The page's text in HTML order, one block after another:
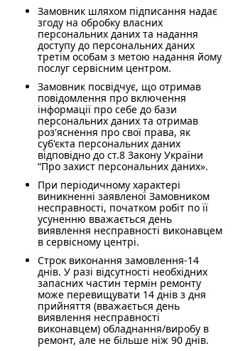
Замовник шляхом підписання надає
згоду на обробку власних
персональних даних та надання
доступу до персональних даних
третім особам з метою надання йому
послуг сервісним центром.
Замовник посвідчує, що отримав
повідомлення про включення
інформації про себе до бази
персональних даних та отримав
роз'яснення про свої права, як
суб'єкта персональних даних
відповідно до ст.8 Закону України
“Про захист персональних даних».
При періодичному характері
виникненні заявленої Замовником
несправності, початком робіт по її
усуненню вважається день
виявлення несправності виконавцем
в сервісному центрі.
Строк виконання замовлення-14
днів. У разі відсутності необхідних
запасних частин термін ремонту
може перевищувати 14 днів з дня
прийняття (вважається день
виявлення несправності
виконавцем) обладнання/виробу в
ремонт, але не більше ніж 90 днів.